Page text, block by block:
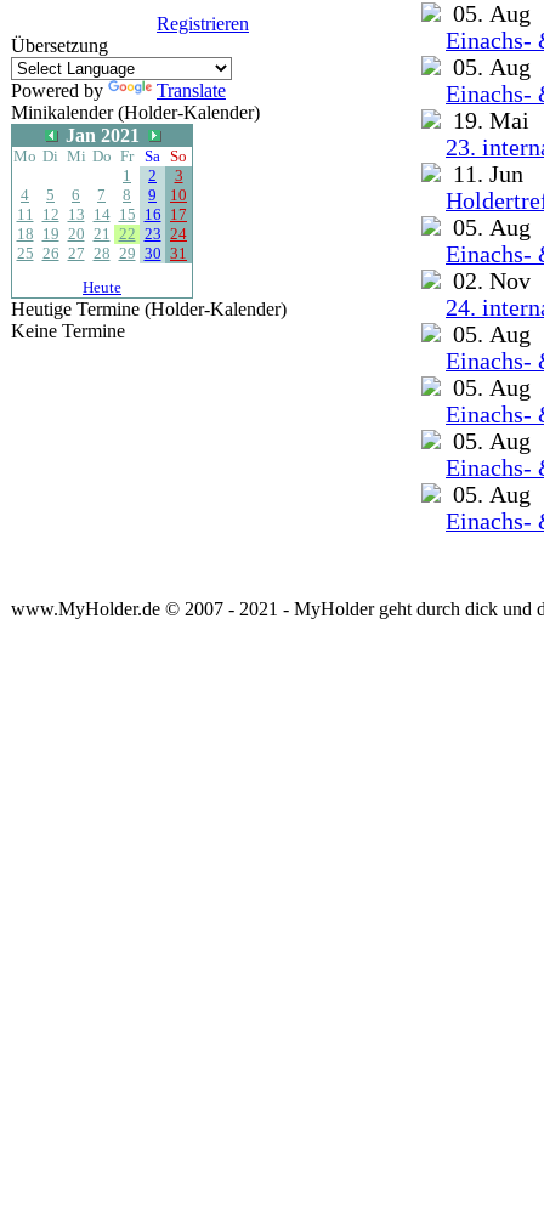
Registrieren
Übersetzung
Powered by
Translate
Minikalender (Holder-Kalender)
Jan 2021
Mo Di Mi Do Fr Sa So
1
2
3
4
5 6 7 8 9
10
11 12 13 14 15 16 17
18 19 20 21 22 23 24
25 26 27 28 29 30 31
Heute
Heutige Termine (Holder-Kalender)
Keine Termine
05. Aug
Einachs-
05. Aug
Einachs-
19. Mai
23.
11. Jun
05. Aug
Einachs-
02. Nov
24.
05. Aug
Einachs-
05. Aug
Einachs-
05. Aug
Einachs-
05. Aug
Einachs-
www.MyHolder.de © 2007 - 2021 - MyHolder geht durch dick und